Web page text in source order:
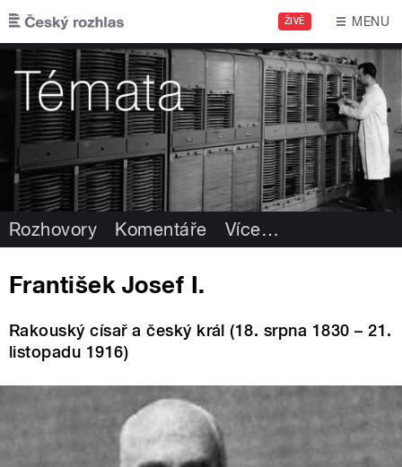
Přejít k hlavnímu obsahu
ŽIVĚ MENU
Rozhovory Komentáře Více…
František Josef I.
Rakouský císař a český král (18. srpna 1830 – 21.
listopadu 1916)